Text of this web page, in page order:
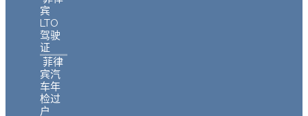
宾
LTO
驾驶
证
菲律
宾汽
车年
检过
户